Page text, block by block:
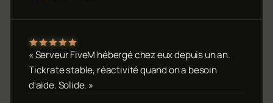
« Serveur FiveM hébergé chez eux depuis un an.
Tickrate stable, réactivité quand on a besoin
d'aide. Solide. »